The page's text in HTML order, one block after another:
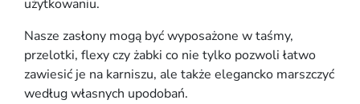
użytkowaniu.
Nasze zasłony mogą być wyposażone w taśmy,
przelotki, flexy czy żabki co nie tylko pozwoli łatwo
zawiesić je na karniszu, ale także elegancko marszczyć
według własnych upodobań.